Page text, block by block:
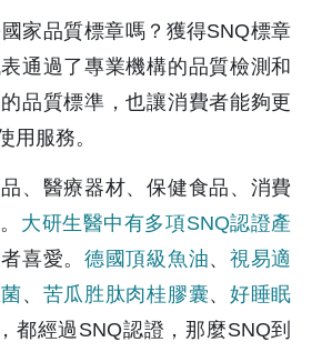
家品質標章嗎？獲得SNQ標章
通過了專業機構的品質檢測和
品質標準，也讓消費者能夠更
用服務。
、醫療器材、保健食品、消費
大研生醫中有多項SNQ認證產
喜愛。德國頂級魚油、 視易適
、 苦瓜胜肽肉桂膠囊、 好睡眠
，都經過SNQ認證，那麼SNQ到